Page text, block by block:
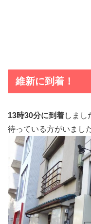
維新に到着！
13時30分に到着しまし
待っている方がいました